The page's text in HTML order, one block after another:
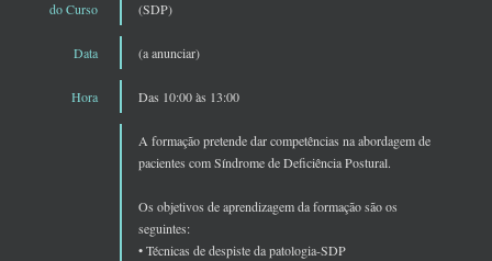
do Curso
(SDP)
Data (a anunciar)
Hora Das 10:00 às 13:00
A formação pretende dar competências na abordagem de
pacientes com Síndrome de Deficiência Postural.
Os objetivos de aprendizagem da formação são os
seguintes:
• Técnicas de despiste da patologia-SDP